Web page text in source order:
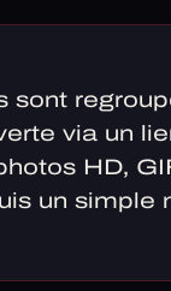
sont
via un
HD,
un simple